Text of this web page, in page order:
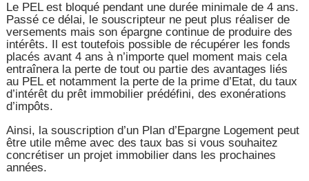
Le PEL est bloqué pendant une durée minimale de 4 ans.
Passé ce délai, le souscripteur ne peut plus réaliser de
versements mais son épargne continue de produire des
intérêts. Il est toutefois possible de récupérer les fonds
placés avant 4 ans à n’importe quel moment mais cela
entraînera la perte de tout ou partie des avantages liés
au PEL et notamment la perte de la prime d’Etat, du taux
d’intérêt du prêt immobilier prédéfini, des exonérations
d’impôts.
Ainsi, la souscription d’un Plan d’Epargne Logement peut
être utile même avec des taux bas si vous souhaitez
concrétiser un projet immobilier dans les prochaines
années.